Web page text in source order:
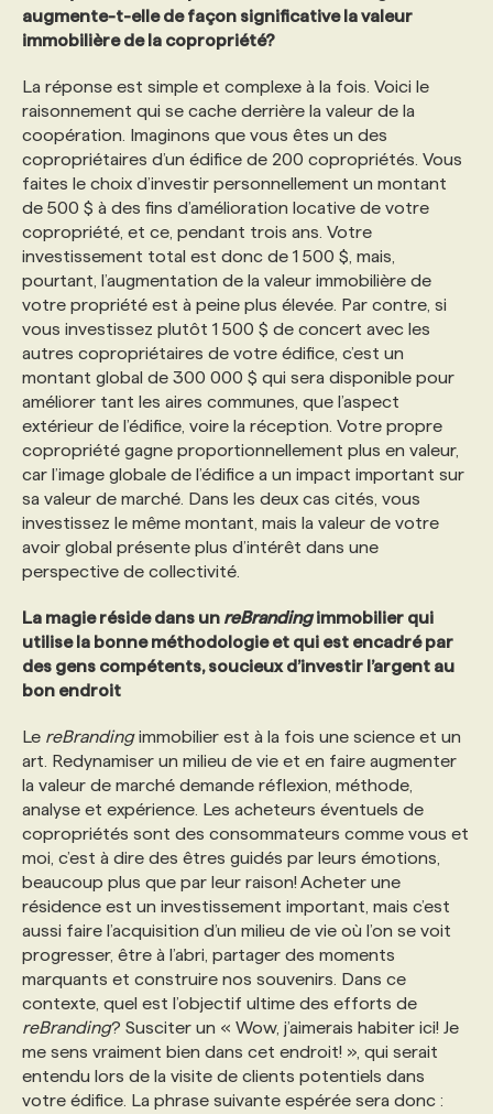
augmente-t-elle de façon significative la valeur
immobilière de la copropriété?
La réponse est simple et complexe à la fois. Voici le
raisonnement qui se cache derrière la valeur de la
coopération. Imaginons que vous êtes un des
copropriétaires d’un édifice de 200 copropriétés. Vous
faites le choix d’investir personnellement un montant
de 500 $ à des fins d’amélioration locative de votre
copropriété, et ce, pendant trois ans. Votre
investissement total est donc de 1 500 $, mais,
pourtant, l’augmentation de la valeur immobilière de
votre propriété est à peine plus élevée. Par contre, si
vous investissez plutôt 1 500 $ de concert avec les
autres copropriétaires de votre édifice, c’est un
montant global de 300 000 $ qui sera disponible pour
améliorer tant les aires communes, que l’aspect
extérieur de l’édifice, voire la réception. Votre propre
copropriété gagne proportionnellement plus en valeur,
car l’image globale de l’édifice a un impact important sur
sa valeur de marché. Dans les deux cas cités, vous
investissez le même montant, mais la valeur de votre
avoir global présente plus d’intérêt dans une
perspective de collectivité.
La magie réside dans un reBrandingimmobilier qui
utilise la bonne méthodologie et qui est encadré par
des gens compétents, soucieux d’investir l’argent au
bon endroit
Le reBrandingimmobilier est à la fois une science et un
art. Redynamiser un milieu de vie et en faire augmenter
la valeur de marché demande réflexion, méthode,
analyse et expérience. Les acheteurs éventuels de
copropriétés sont des consommateurs comme vous et
moi, c’est à dire des êtres guidés par leurs émotions,
beaucoup plus que par leur raison! Acheter une
résidence est un investissement important, mais c’est
aussi faire l’acquisition d’un milieu de vie où l’on se voit
progresser, être à l’abri, partager des moments
marquants et construire nos souvenirs. Dans ce
contexte, quel est l’objectif ultime des efforts de
reBranding? Susciter un « Wow, j’aimerais habiter ici! Je
me sens vraiment bien dans cet endroit! », qui serait
entendu lors de la visite de clients potentiels dans
votre édifice. La phrase suivante espérée sera donc :